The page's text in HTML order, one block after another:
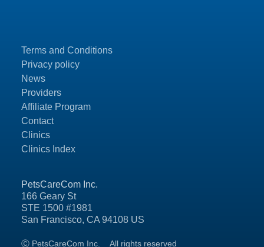
PetsCareCom Inc.
166 Geary St
STE 1500 #1981
San Francisco, CA 94108 US
Ⓒ PetsCareCom Inc. All rights reserved
Terms and Conditions
Privacy policy
News
Providers
Affiliate Program
Contact
Clinics
Clinics Index